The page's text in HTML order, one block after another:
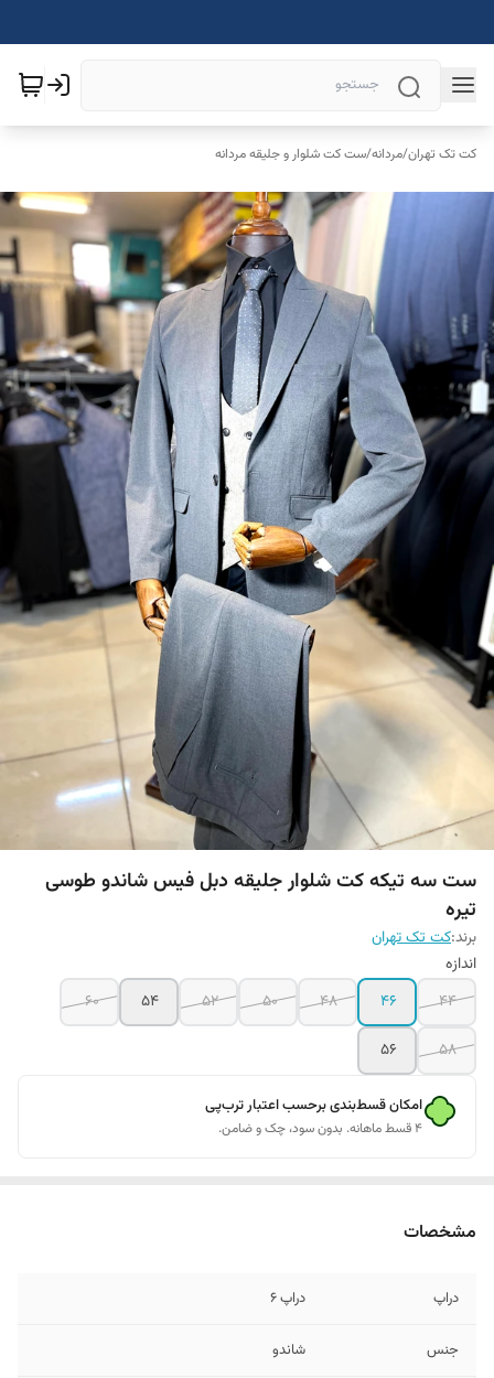
کت تک تهران/مردانه/ست کت شلوار و جلیقه مردانه
ست سه تیکه کت شلوار جلیقه دبل فیس شاندو طوسی
تیره
برند:کت تک تهران
اندازه
44
46
48
50
52
54
60
58
56
امکان قسط‌بندی برحسب اعتبار ترب‌پی
۴ قسط ماهانه. بدون سود، چک و ضامن.
مشخصات
دراپ دراپ ۶
جنس شاندو